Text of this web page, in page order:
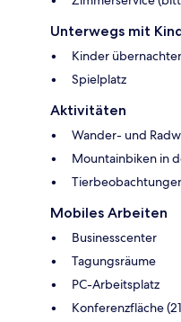
Unterwegs mit
Kinder
Spielplatz
Aktivitäten
Wander- und
Mountainbiken in
Mobiles Arbeiten
Businesscenter
Tagungsräume
PC-Arbeitsplatz
Konferenzfläche